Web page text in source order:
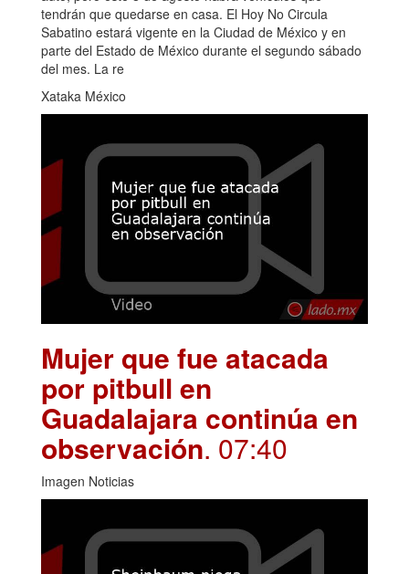
tendrán que quedarse en casa. El Hoy No Circula
Sabatino estará vigente en la Ciudad de México y en
parte del Estado de México durante el segundo sábado
del mes. La re
Xataka México
Mujer que fue atacada
por pitbull en
Guadalajara continúa en
observación. 07:40
Imagen Noticias